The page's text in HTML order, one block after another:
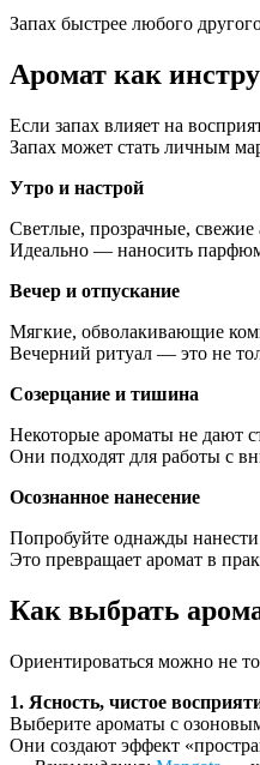
Запах быстрее любого
Аромат как
Если запах влияет на
Запах может стать личным
Утро и настрой
Светлые, прозрачные, свежие
Идеально — наносить парфюм
Вечер и отпускание
Мягкие, обволакивающие
Вечерний ритуал — это не
Созерцание и тишина
Некоторые ароматы не дают
Они подходят для работы с
Осознанное нанесение
Попробуйте однажды нанести
Это превращает аромат в
Как выбрать
Ориентироваться можно не
1. Ясность, чистое
Выберите ароматы с
Они создают эффект